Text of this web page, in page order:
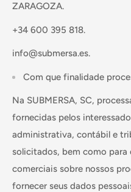
ZARAGOZA.
+34 600 395 818.
info@submersa.es.
Com que finalidade
Na SUBMERSA, SC,
fornecidas pelos
administrativa, contábil e
solicitados, bem como para
comerciais sobre nossos
fornecer seus dados